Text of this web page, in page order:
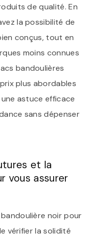
de qualité. En
la possibilité de
conçus, tout en
moins connues
bandoulières
plus abordables
une astuce efficace
sans dépenser
et la
vous assurer
noir pour
vérifier la solidité